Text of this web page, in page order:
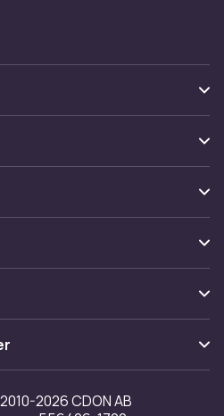
2026 CDON AB